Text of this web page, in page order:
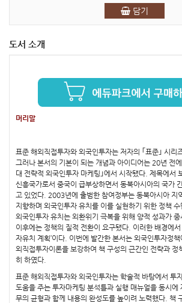
담기
도서 소개
머리말
표준 해외직접투자와 외국인투자는 저자의 ｢표준｣ 시리
그러나 본서의 기본이 되는 개념과 아이디어는 20년 전
대 전략적 외국인투자 마케팅｣에서 시작됐다. 제목에서
신흥국가로서 중국이 급부상하면서 동북아시아의 국가
고 있었다. 2003년에 출범한 참여정부는 동북아시아 지
지향하며 외국인투자 유치를 이를 실현하기 위한 정책
외국인투자 유치는 외환위기 극복을 위해 양적 성과가
이후에는 정책의 질적 전환이 요구됐다. 이러한 배경에서
자유치 계획’이다. 이번에 발간한 본서는 외국인투자정
외직접투자이론을 보강하여 책 구성의 근간인 전략과 정
히 하였다.
표준 해외직접투자와 외국인투자는 학술적 바탕에서 투
도움을 주는 투자마케팅 분석틀과 실행 매뉴얼을 동시에
무의 균형과 함께 내용의 완성도를 높이려 노력했다. 책